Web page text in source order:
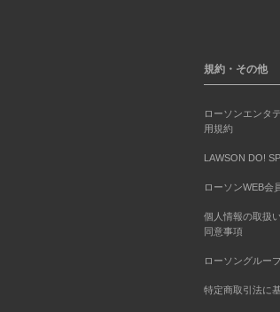
規約・その他
ローソンエンタ
用規約
LAWSON DO!
ローソンWEB会
個人情報の取扱
同意事項
ローソングルー
特定商取引法に